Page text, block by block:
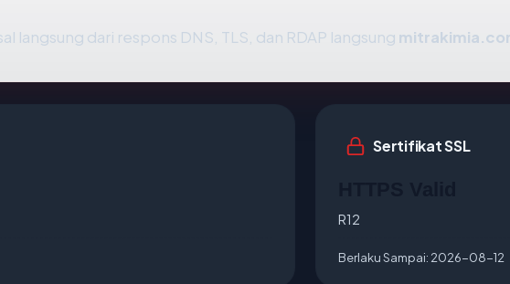
langsung dari respons DNS, TLS, dan RDAP langsung
Sertifikat SSL
R12
Berlaku Sampai: 2026-08-12